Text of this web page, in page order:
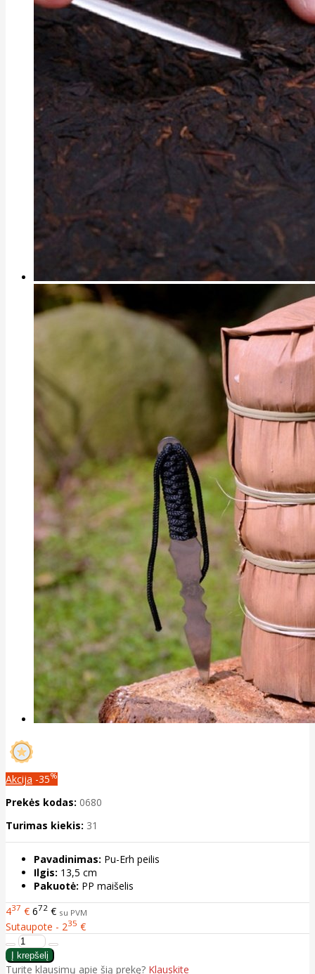
Akcija -35%
Prekės kodas: 0680
Turimas kiekis: 31
Pavadinimas: Pu-Erh peilis
Ilgis: 13,5 cm
Pakuotė: PP maišelis
437 € 672 € su PVM
Sutaupote - 235 €
Turite klausimų apie šią prekę? Klauskite